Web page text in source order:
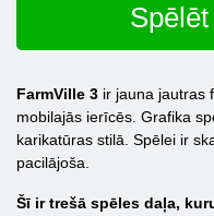
FarmVille 3 ir jauna jautras
mobilajās ierīcēs. Grafika
karikatūras stilā. Spēlei ir
pacilājoša.
Šī ir trešā spēles daļa,